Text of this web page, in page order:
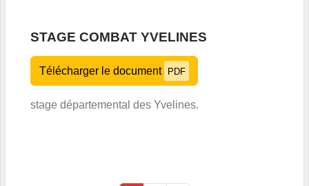
STAGE COMBAT YVELINES
Télécharger le document PDF
stage départemental des Yvelines.